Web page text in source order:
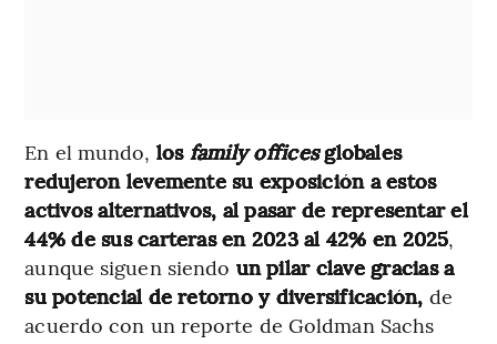
En el mundo, los family officesglobales
redujeron levemente su exposición a estos
activos alternativos, al pasar de representar el
44% de sus carteras en 2023 al 42% en 2025,
aunque siguen siendo un pilar clave gracias a
su potencial de retorno y diversificación, de
acuerdo con un reporte de Goldman Sachs